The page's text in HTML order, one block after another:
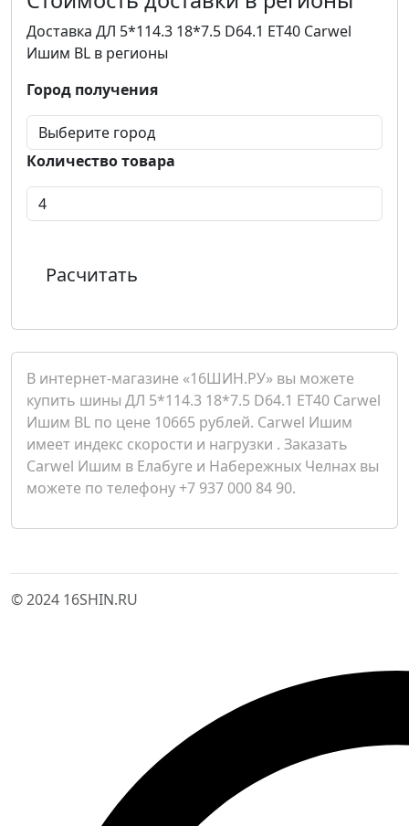
Доставка ДЛ 5*114.3 18*7.5 D64.1 ET40 Carwel
Ишим BL в регионы
Город получения
Количество товара
Расчитать
В интернет-магазине «16ШИН.РУ» вы можете
купить шины ДЛ 5*114.3 18*7.5 D64.1 ET40 Carwel
Ишим BL по цене 10665 рублей. Carwel Ишим
имеет индекс скорости и нагрузки . Заказать
Carwel Ишим в Елабуге и Набережных Челнах вы
можете по телефону +7 937 000 84 90.
© 2024 16SHIN.RU